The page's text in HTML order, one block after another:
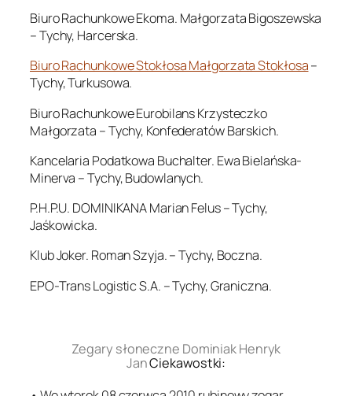
Biuro Rachunkowe Ekoma. Małgorzata Bigoszewska
– Tychy, Harcerska.
Biuro Rachunkowe Stokłosa Małgorzata Stokłosa–
Tychy, Turkusowa.
Biuro Rachunkowe Eurobilans Krzysteczko
Małgorzata – Tychy, Konfederatów Barskich.
Kancelaria Podatkowa Buchalter. Ewa Bielańska-
Minerva – Tychy, Budowlanych.
P.H.P.U. DOMINIKANA Marian Felus – Tychy,
Jaśkowicka.
Klub Joker. Roman Szyja. – Tychy, Boczna.
EPO-Trans Logistic S.A. – Tychy, Graniczna.
Zegary słoneczne Dominiak Henryk
JanCiekawostki: